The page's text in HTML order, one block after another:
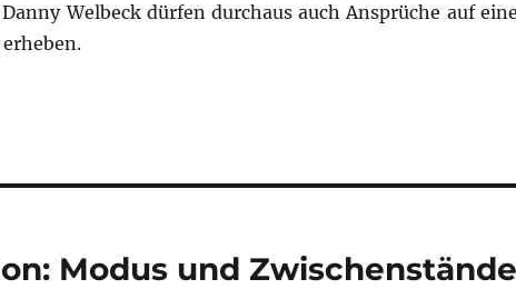
Welbeck dürfen durchaus auch Ansprüche auf
Modus und